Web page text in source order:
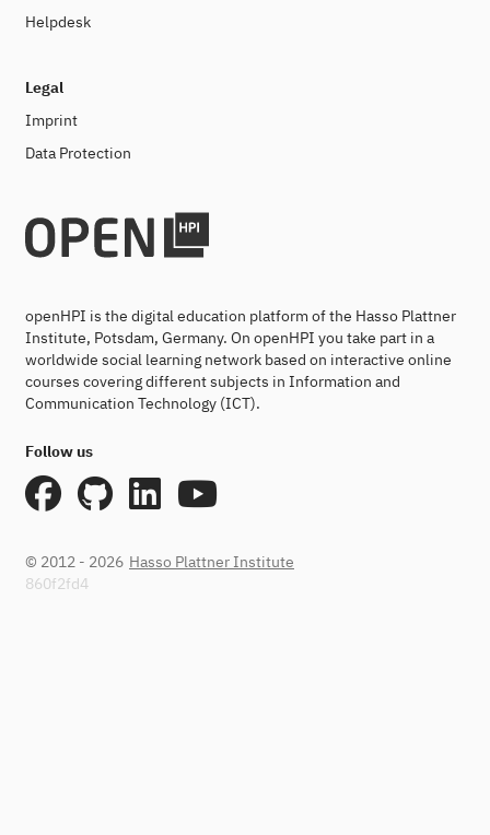
Helpdesk
Legal
Imprint
Data Protection
openHPI is the digital education platform of the Hasso Plattner
Institute, Potsdam, Germany. On openHPI you take part in a
worldwide social learning network based on interactive online
courses covering different subjects in Information and
Communication Technology (ICT).
Follow us
© 2012 - 2026 Hasso Plattner Institute
860f2fd4